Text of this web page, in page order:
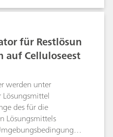
werden daher als
eingestuft. Hier wird
und
um den Fluorgehalt
für Restlösun
Celluloseest
werden unter
des für die
Lösungsmittels